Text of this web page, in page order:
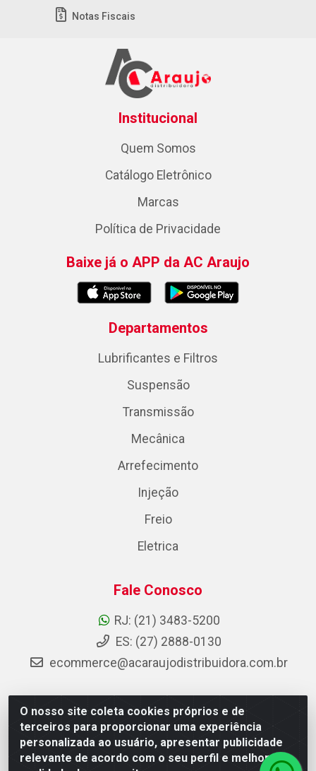
O nosso site coleta cookies próprios e de
terceiros para proporcionar uma experiência
personalizada ao usuário, apresentar publicidade
relevante de acordo com o seu perfil e melhorar a
Notas Fiscais
Institucional
Quem Somos
Catálogo Eletrônico
Marcas
Política de Privacidade
Baixe já o APP da AC Araujo
Departamentos
Lubrificantes e Filtros
Suspensão
Transmissão
Mecânica
Arrefecimento
Injeção
Freio
Eletrica
Fale Conosco
RJ: (21) 3483-5200
ES: (27) 2888-0130
ecommerce@acaraujodistribuidora.com.br
AC Araujo Distribuidora - Rua Carneiro de Campos, 42 -
São Cristóvão, Rio de Janeiro/RJ - CEP 20.920-410 -
CNPJ 08.744.753/0003-85